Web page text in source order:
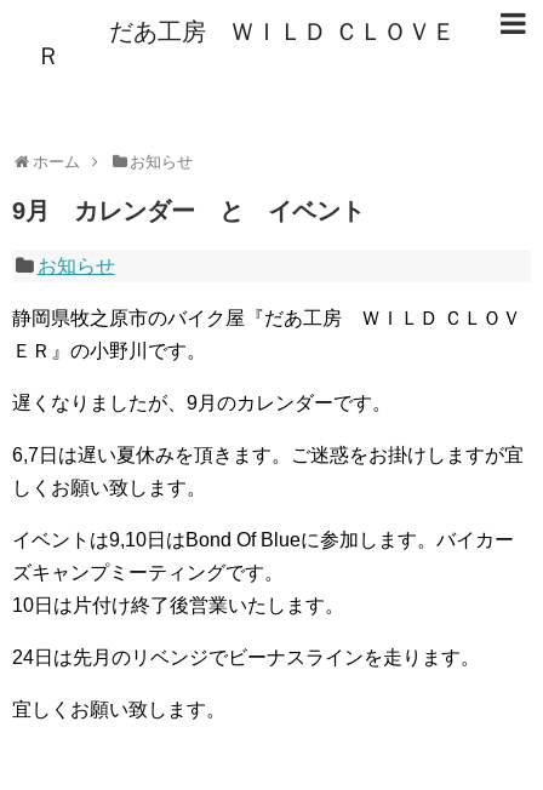
だあ工房 ＷＩＬＤ ＣＬＯＶＥ
Ｒ
ホーム お知らせ
9月 カレンダー と イベント
お知らせ
静岡県牧之原市のバイク屋『だあ工房 ＷＩＬＤ ＣＬＯＶ
ＥＲ』の小野川です。
遅くなりましたが、9月のカレンダーです。
6,7日は遅い夏休みを頂きます。ご迷惑をお掛けしますが宜
しくお願い致します。
イベントは9,10日はBond Of Blueに参加します。バイカー
ズキャンプミーティングです。
10日は片付け終了後営業いたします。
24日は先月のリベンジでビーナスラインを走ります。
宜しくお願い致します。